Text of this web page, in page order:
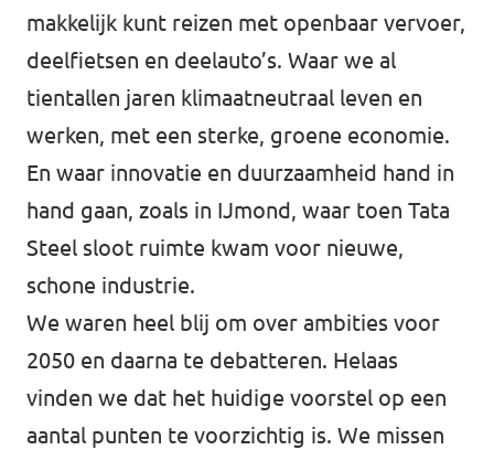
makkelijk kunt reizen met openbaar vervoer,
deelfietsen en deelauto’s. Waar we al
tientallen jaren klimaatneutraal leven en
werken, met een sterke, groene economie.
En waar innovatie en duurzaamheid hand in
hand gaan, zoals in IJmond, waar toen Tata
Steel sloot ruimte kwam voor nieuwe,
schone industrie.
We waren heel blij om over ambities voor
2050 en daarna te debatteren. Helaas
vinden we dat het huidige voorstel op een
aantal punten te voorzichtig is. We missen